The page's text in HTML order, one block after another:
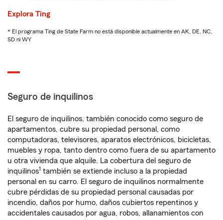
Explora Ting
* El programa Ting de State Farm no está disponible actualmente en AK, DE, NC,
SD ni WY
Seguro de inquilinos
El seguro de inquilinos, también conocido como seguro de
apartamentos, cubre su propiedad personal, como
computadoras, televisores, aparatos electrónicos, bicicletas,
muebles y ropa, tanto dentro como fuera de su apartamento
u otra vivienda que alquile. La cobertura del seguro de
inquilinos1 también se extiende incluso a la propiedad
personal en su carro. El seguro de inquilinos normalmente
cubre pérdidas de su propiedad personal causadas por
incendio, daños por humo, daños cubiertos repentinos y
accidentales causados por agua, robos, allanamientos con